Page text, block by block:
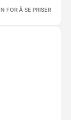
FOR Å SE PRISER